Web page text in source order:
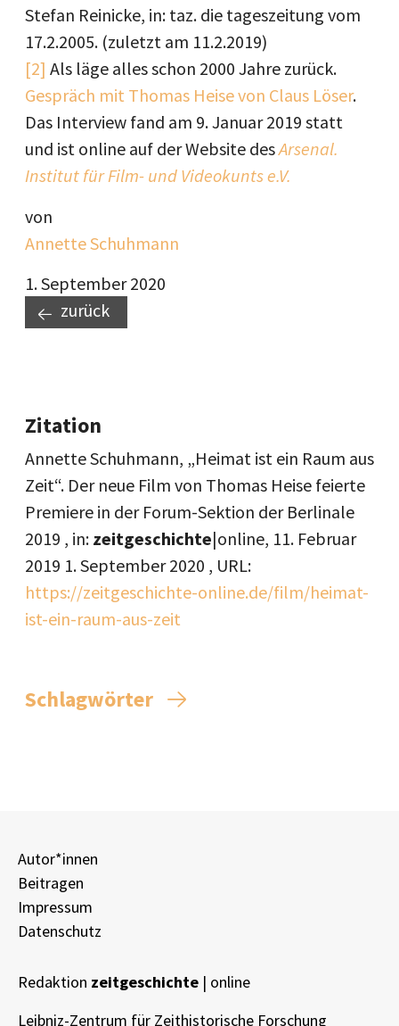
Stefan Reinicke, in: taz. die tageszeitung vom
17.2.2005. (zuletzt am 11.2.2019)
[2] Als läge alles schon 2000 Jahre zurück.
Gespräch mit Thomas Heise von Claus Löser.
Das Interview fand am 9. Januar 2019 statt
und ist online auf der Website desArsenal.
Institut für Film- und Videokunts e.V.
von
Annette Schuhmann
1. September 2020
zurück
Zitation
Annette Schuhmann, „Heimat ist ein Raum aus
Zeit“. Der neue Film von Thomas Heise feierte
Premiere in der Forum-Sektion der Berlinale
2019 , in: zeitgeschichte|online, 11. Februar
2019 1. September 2020 , URL:
https://zeitgeschichte-online.de/film/heimat-
ist-ein-raum-aus-zeit
Schlagwörter
Autor*innen
Beitragen
Impressum
Datenschutz
Redaktion zeitgeschichte | online
Leibniz-Zentrum für Zeithistorische Forschung